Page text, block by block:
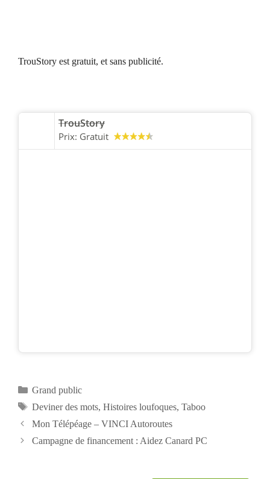
TrouStory est gratuit, et sans publicité.
TrouStory
Prix: Gratuit
Catégories
Grand public
Étiquettes
Deviner des mots, Histoires loufoques, Taboo
Navigation
des
Mon Télépéage – VINCI Autoroutes
Campagne de financement : Aidez Canard PC